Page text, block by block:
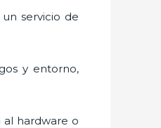
servicio de
y entorno,
al hardware o